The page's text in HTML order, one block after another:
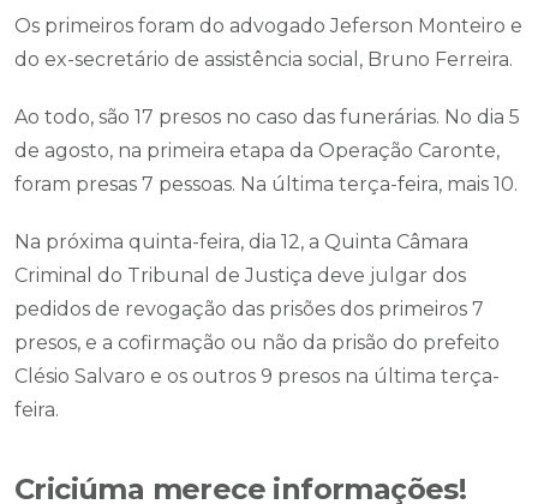
Os primeiros foram do advogado Jeferson Monteiro e
do ex-secretário de assistência social, Bruno Ferreira.
Ao todo, são 17 presos no caso das funerárias. No dia 5
de agosto, na primeira etapa da Operação Caronte,
foram presas 7 pessoas. Na última terça-feira, mais 10.
Na próxima quinta-feira, dia 12, a Quinta Câmara
Criminal do Tribunal de Justiça deve julgar dos
pedidos de revogação das prisões dos primeiros 7
presos, e a cofirmação ou não da prisão do prefeito
Clésio Salvaro e os outros 9 presos na última terça-
feira.
Criciúma merece informações!